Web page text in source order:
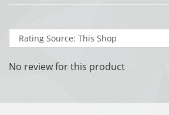
No review for this product